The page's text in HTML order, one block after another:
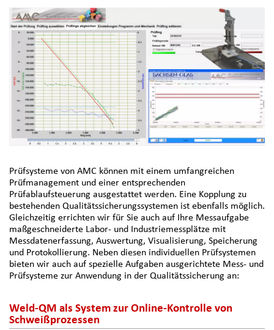
Prüfsysteme von AMC können mit einem umfangreichen
Prüfmanagement und einer entsprechenden
Prüfablaufsteuerung ausgestattet werden. Eine Kopplung zu
bestehenden Qualitätssicherungssystemen ist ebenfalls möglich.
Gleichzeitig errichten wir für Sie auch auf Ihre Messaufgabe
maßgeschneiderte Labor- und Industriemessplätze mit
Messdatenerfassung, Auswertung, Visualisierung, Speicherung
und Protokollierung. Neben diesen individuellen Prüfsystemen
bieten wir auch auf spezielle Aufgaben ausgerichtete Mess- und
Prüfsysteme zur Anwendung in der Qualitätssicherung an:
Weld-QM als System zur Online-Kontrolle von
Schweißprozessen